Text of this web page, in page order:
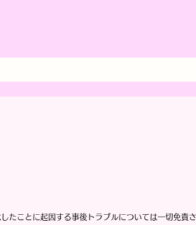
ことに起因する事後トラブルについては一切免責さ